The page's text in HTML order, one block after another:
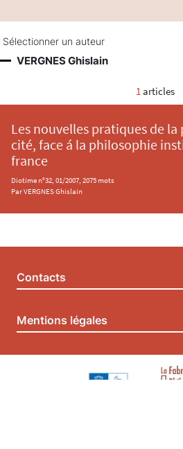
Sélectionner un auteur
VERGNES Ghislain
1articles
Les nouvelles pratiques de
cité, face á la philosophie
france
Diotime n°32, 01/2007, 2075 mots
Par VERGNES Ghislain
Contacts
Mentions légales